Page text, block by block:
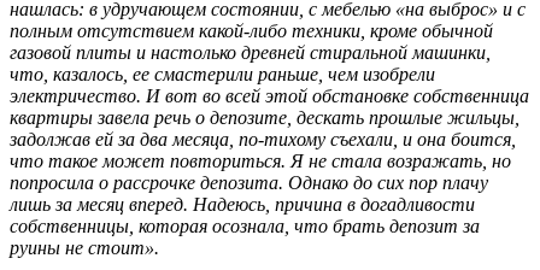
нашлась: в удручающем состоянии, с мебелью «на выброс» и с
полным отсутствием какой-либо техники, кроме обычной
газовой плиты и настолько древней стиральной машинки,
что, казалось, ее смастерили раньше, чем изобрели
электричество. И вот во всей этой обстановке собственница
квартиры завела речь о депозите, дескать прошлые жильцы,
задолжав ей за два месяца, по-тихому съехали, и она боится,
что такое может повториться. Я не стала возражать, но
попросила о рассрочке депозита. Однако до сих пор плачу
лишь за месяц вперед. Надеюсь, причина в догадливости
собственницы, которая осознала, что брать депозит за
руины не стоит».